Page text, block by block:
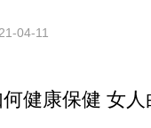
炎症时，称为盆腔炎。
04-11
健康保健 女